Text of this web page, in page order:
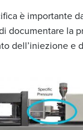
è importante
documentare la
dell’iniezione e